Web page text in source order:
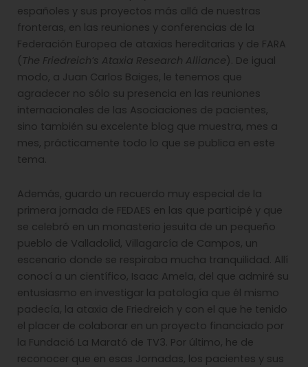
españoles y sus proyectos más allá de nuestras
fronteras, en las reuniones y conferencias de la
Federación Europea de ataxias hereditarias y de FARA
(The Friedreich’s Ataxia Research Alliance). De igual
modo, a Juan Carlos Baiges, le tenemos que
agradecer no sólo su presencia en las reuniones
internacionales de las Asociaciones de pacientes,
sino también su excelente blog que muestra, mes a
mes, prácticamente todo lo que se publica en este
tema.
Además, guardo un recuerdo muy especial de la
primera jornada de FEDAES en las que participé y que
se celebró en un monasterio jesuita de un pequeño
pueblo de Valladolid, Villagarcía de Campos, un
escenario donde se respiraba mucha tranquilidad. Allí
conocí a un científico, Isaac Amela, del que admiré su
entusiasmo en investigar la patología que él mismo
padecía, la ataxia de Friedreich y con el que he tenido
el placer de colaborar en un proyecto financiado por
la Fundació La Marató de TV3. Por último, he de
reconocer que en esas Jornadas, los pacientes y sus